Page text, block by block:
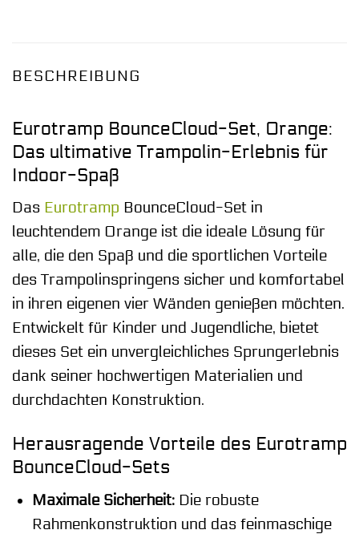
BESCHREIBUNG
Eurotramp BounceCloud-Set, Orange:
Das ultimative Trampolin-Erlebnis für
Indoor-Spaß
Das Eurotramp BounceCloud-Set in
leuchtendem Orange ist die ideale Lösung für
alle, die den Spaß und die sportlichen Vorteile
des Trampolinspringens sicher und komfortabel
in ihren eigenen vier Wänden genießen möchten.
Entwickelt für Kinder und Jugendliche, bietet
dieses Set ein unvergleichliches Sprungerlebnis
dank seiner hochwertigen Materialien und
durchdachten Konstruktion.
Herausragende Vorteile des Eurotramp
BounceCloud-Sets
Maximale Sicherheit:Die robuste
Rahmenkonstruktion und das feinmaschige